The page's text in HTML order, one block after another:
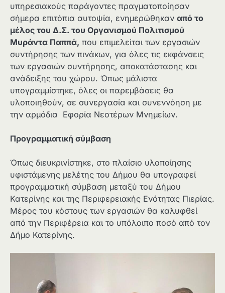
υπηρεσιακούς παράγοντες πραγματοποίησαν
σήμερα επιτόπια αυτοψία, ενημερώθηκαν από το
μέλος του Δ.Σ. του Οργανισμού Πολιτισμού
Μυράντα Παππά, που επιμελείται των εργασιών
συντήρησης των πινάκων, για όλες τις εκφάνσεις
των εργασιών συντήρησης, αποκατάστασης και
ανάδειξης του χώρου. Όπως μάλιστα
υπογραμμίστηκε, όλες οι παρεμβάσεις θα
υλοποιηθούν, σε συνεργασία και συνεννόηση με
την αρμόδια Εφορία Νεοτέρων Μνημείων.
Προγραμματική σύμβαση
Όπως διευκρινίστηκε, στο πλαίσιο υλοποίησης
υφιστάμενης μελέτης του Δήμου θα υπογραφεί
προγραμματική σύμβαση μεταξύ του Δήμου
Κατερίνης και της Περιφερειακής Ενότητας Πιερίας.
Μέρος του κόστους των εργασιών θα καλυφθεί
από την Περιφέρεια και το υπόλοιπο ποσό από τον
Δήμο Κατερίνης.